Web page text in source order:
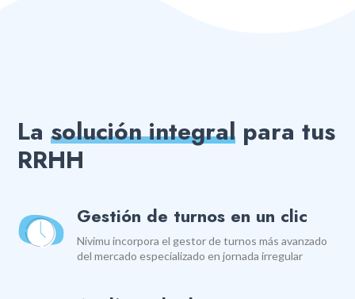
Lasolución integral para tus
RRHH
Gestión de turnos en un clic
Nivimu incorpora el gestor de turnos más avanzado
del mercado especializado en jornada irregular